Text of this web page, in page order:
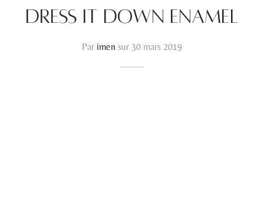
Dress it down enamel
Par imen sur 30 mars 2019